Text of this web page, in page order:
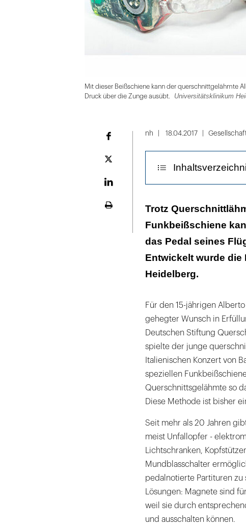
Mit dieser Beißschiene kann der querschnittgelähmte
Druck über die Zunge ausübt.
Universitätsklinikum
Plattform
nh 18.04.2017
Die Klavierpedalen
Trotz Tumor will
Fünf Tage Zeit
Neue Projekte
Trotz
Funkbeißschiene
das Pedal seines
Entwickelt wurde
Heidelberg.
Für den 15-jährigen
gehegter Wunsch in
Deutschen Stiftung
spielte der junge
Italienischen Konzert von
speziellen
Querschnittsgelähmte so
Diese Methode ist bisher
Seit mehr als 20 Jahren
meist Unfallopfer -
Lichtschranken,
Mundblasschalter
pedalnotierte Partituren
Lösungen: Magnete sind
weil sie durch
und ausschalten können.